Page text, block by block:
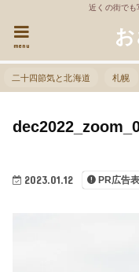
近くの街でも
menu
二十四節気と北海道 札幌
2023.01.12 PR広告